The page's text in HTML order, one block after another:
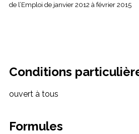
de l’Emploi de janvier 2012 à février 2015
Conditions
ouvert à tous
Formules